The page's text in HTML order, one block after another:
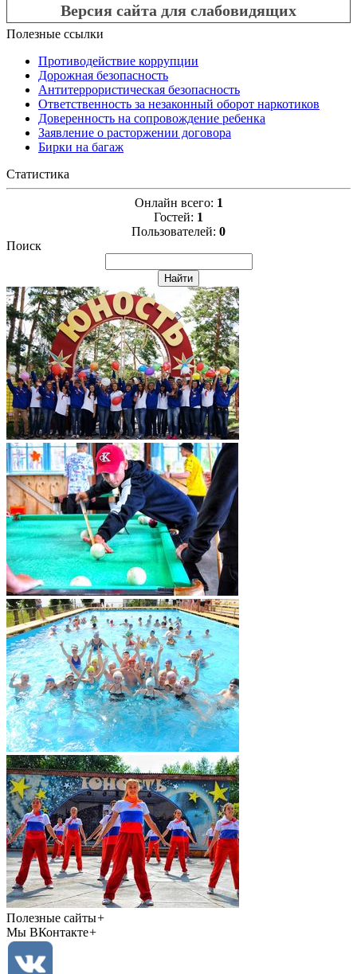
Версия сайта для слабовидящих
Полезные ссылки
Противодействие коррупции
Дорожная безопасность
Антитеррористическая безопасность
Ответственность за незаконный оборот наркотиков
Доверенность на сопровождение ребенка
Заявление о расторжении договора
Бирки на багаж
Статистика
Онлайн всего: 1
Гостей: 1
Пользователей: 0
Поиск
Полезные сайты+
Мы ВКонтакте+